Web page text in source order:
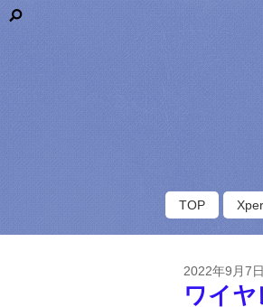
TOP
2022年9月7日
ワイヤ